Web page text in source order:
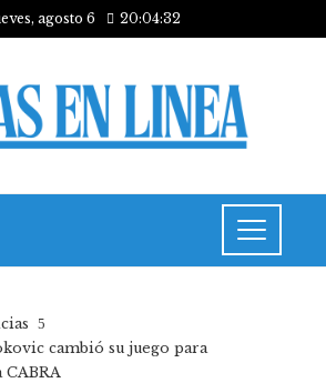
agosto 6 20:04:33
cambió su juego para